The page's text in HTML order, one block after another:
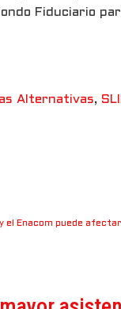
Fiduciario
Alternativas,